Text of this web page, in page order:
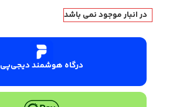
در انبار موجود نمی باشد
درگاه هوشمند دیجی‌پی